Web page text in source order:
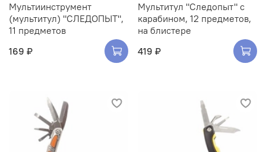
Мультиинструмент
(мультитул) "СЛЕДОПЫТ",
11 предметов
169 ₽
Мультитул "Следопыт" с
карабином, 12 предметов,
на блистере
419 ₽